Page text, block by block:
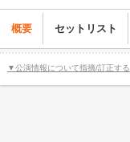
概要 セットリスト
▼公演情報について指摘/訂正する